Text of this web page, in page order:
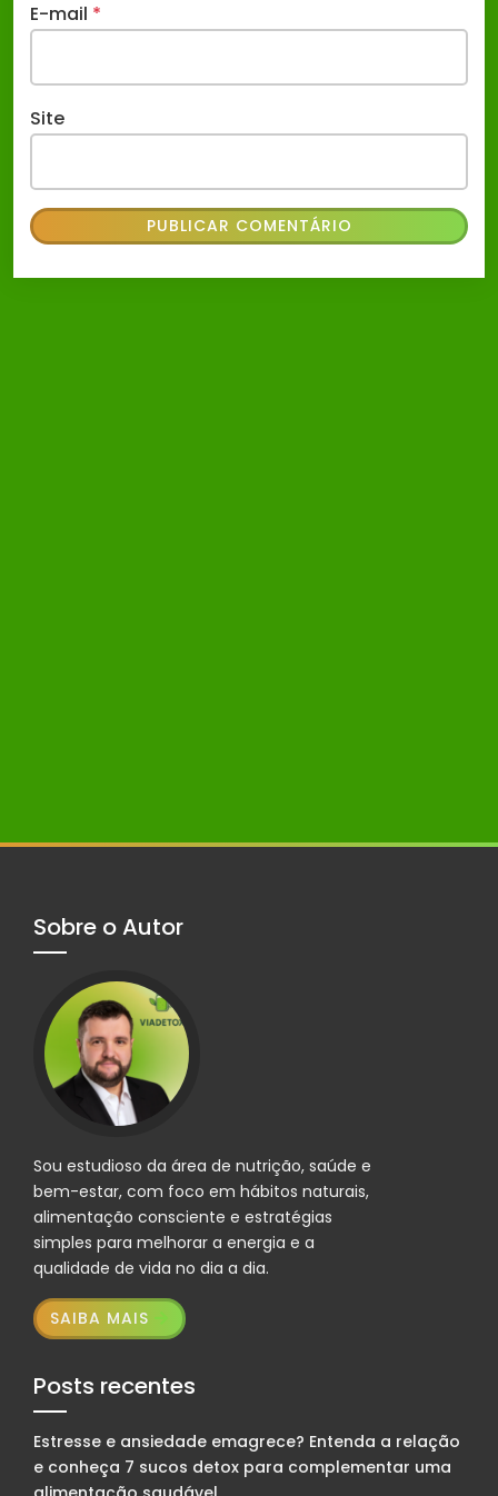
E-mail *
Site
Sobre o Autor
Sou estudioso da área de nutrição, saúde e
bem-estar, com foco em hábitos naturais,
alimentação consciente e estratégias
simples para melhorar a energia e a
qualidade de vida no dia a dia.
SAIBA MAIS
Posts recentes
Estresse e ansiedade emagrece? Entenda a relação
e conheça 7 sucos detox para complementar uma